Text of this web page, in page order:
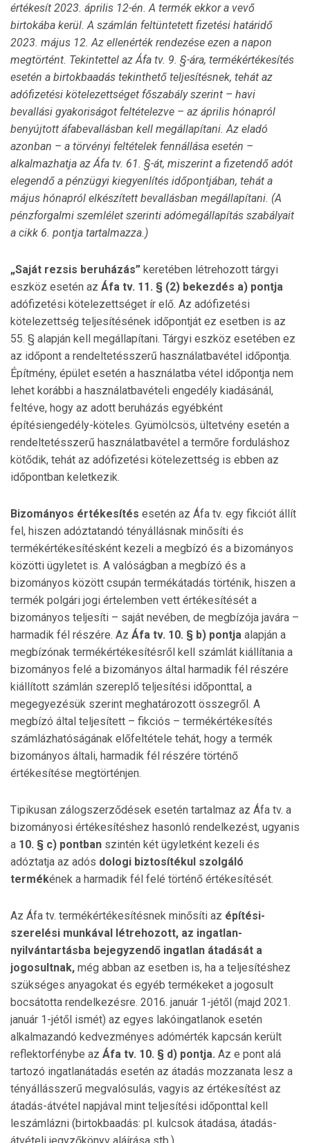
értékesít 2023. április 12-én. A termék ekkor a vevő
birtokába kerül. A számlán feltüntetett fizetési határidő
2023. május 12. Az ellenérték rendezése ezen a napon
megtörtént. Tekintettel az Áfa tv. 9. §-ára, termékértékesítés
esetén a birtokbaadás tekinthető teljesítésnek, tehát az
adófizetési kötelezettséget főszabály szerint – havi
bevallási gyakoriságot feltételezve – az április hónapról
benyújtott áfabevallásban kell megállapítani. Az eladó
azonban – a törvényi feltételek fennállása esetén –
alkalmazhatja az Áfa tv. 61. §-át, miszerint a fizetendő adót
elegendő a pénzügyi kiegyenlítés időpontjában, tehát a
május hónapról elkészített bevallásban megállapítani. (A
pénzforgalmi szemlélet szerinti adómegállapítás szabályait
a cikk 6. pontja tartalmazza.)
„Saját rezsis beruházás” keretében létrehozott tárgyi
eszköz esetén az Áfa tv. 11. § (2) bekezdés a) pontja
adófizetési kötelezettséget ír elő. Az adófizetési
kötelezettség teljesítésének időpontját ez esetben is az
55. § alapján kell megállapítani. Tárgyi eszköz esetében ez
az időpont a rendeltetésszerű használatbavétel időpontja.
Építmény, épület esetén a használatba vétel időpontja nem
lehet korábbi a használatbavételi engedély kiadásánál,
feltéve, hogy az adott beruházás egyébként
építésiengedély-köteles. Gyümölcsös, ültetvény esetén a
rendeltetésszerű használatbavétel a termőre forduláshoz
kötődik, tehát az adófizetési kötelezettség is ebben az
időpontban keletkezik.
Bizományos értékesítés esetén az Áfa tv. egy fikciót állít
fel, hiszen adóztatandó tényállásnak minősíti és
termékértékesítésként kezeli a megbízó és a bizományos
közötti ügyletet is. A valóságban a megbízó és a
bizományos között csupán termékátadás történik, hiszen a
termék polgári jogi értelemben vett értékesítését a
bizományos teljesíti – saját nevében, de megbízója javára –
harmadik fél részére. Az Áfa tv. 10. § b) pontja alapján a
megbízónak termékértékesítésről kell számlát kiállítania a
bizományos felé a bizományos által harmadik fél részére
kiállított számlán szereplő teljesítési időponttal, a
megegyezésük szerint meghatározott összegről. A
megbízó által teljesített – fikciós – termékértékesítés
számlázhatóságának előfeltétele tehát, hogy a termék
bizományos általi, harmadik fél részére történő
értékesítése megtörténjen.
Tipikusan zálogszerződések esetén tartalmaz az Áfa tv. a
bizományosi értékesítéshez hasonló rendelkezést, ugyanis
a 10. § c) pontban szintén két ügyletként kezeli és
adóztatja az adós dologi biz­tosítékul szolgáló
termékének a harmadik fél felé történő értékesítését.
Az Áfa tv. termékértékesítésnek minősíti az építési-
szerelési munkával létrehozott, az ingatlan-
nyilvántartásba bejegyzendő ingatlan átadását a
jogosultnak, még abban az esetben is, ha a teljesítéshez
szükséges anyagokat és egyéb termékeket a jogosult
bocsátotta rendelkezésre. 2016. január 1-jétől (majd 2021.
január 1-jétől ismét) az egyes lakóingatlanok esetén
alkalmazandó kedvezményes adómérték kapcsán került
reflektorfénybe az Áfa tv. 10. § d) pontja. Az e pont alá
tartozó ingatlanátadás esetén az átadás mozzanata lesz a
tényállásszerű meg­valósulás, vagyis az értékesítést az
átadás-átvétel napjával mint teljesítési időponttal kell
leszámlázni (birtokbaadás: pl. kulcsok átadása, átadás-
átvételi jegyzőkönyv aláírása stb.).